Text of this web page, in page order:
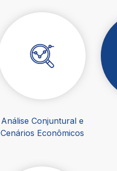
Análise Conjuntural e
Cenários Econômicos